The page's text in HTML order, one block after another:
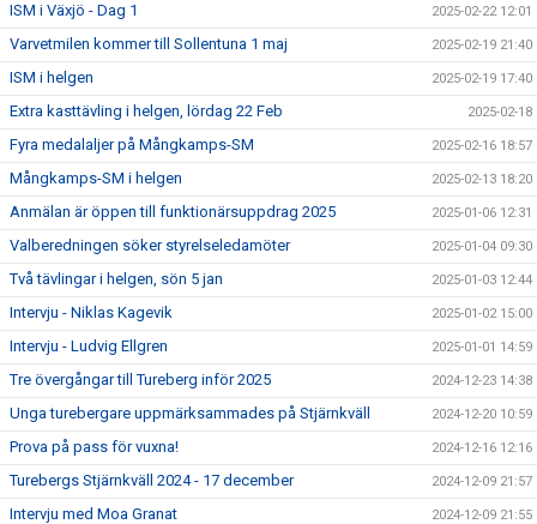
ISM i Växjö - Dag 1 2025-02-22 12:01
Varvetmilen kommer till Sollentuna 1 maj 2025-02-19 21:40
ISM i helgen 2025-02-19 17:40
Extra kasttävling i helgen, lördag 22 Feb 2025-02-18
Fyra medalaljer på Mångkamps-SM 2025-02-16 18:57
Mångkamps-SM i helgen 2025-02-13 18:20
Anmälan är öppen till funktionärsuppdrag 2025 2025-01-06 12:31
Valberedningen söker styrelseledamöter 2025-01-04 09:30
Två tävlingar i helgen, sön 5 jan 2025-01-03 12:44
Intervju - Niklas Kagevik 2025-01-02 15:00
Intervju - Ludvig Ellgren 2025-01-01 14:59
Tre övergångar till Tureberg inför 2025 2024-12-23 14:38
Unga turebergare uppmärksammades på Stjärnkväll 2024-12-20 10:59
Prova på pass för vuxna! 2024-12-16 12:16
Turebergs Stjärnkväll 2024 - 17 december 2024-12-09 21:57
Intervju med Moa Granat 2024-12-09 21:55